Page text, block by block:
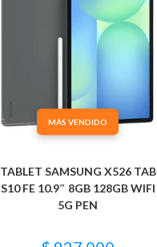
MÁS VENDIDO
TABLET SAMSUNG X526 TAB
S10 FE 10.9″ 8GB 128GB WIFI
5G PEN